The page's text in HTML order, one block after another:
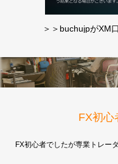
＞＞buchujpがXM
FX初心
FX初心者でしたが専業トレー